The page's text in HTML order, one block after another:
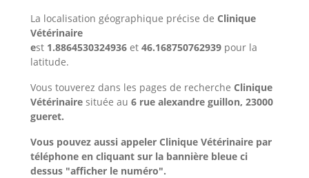
La localisation géographique précise de Clinique
Vétérinaire
est 1.8864530324936 et 46.168750762939 pour la
latitude.
Vous touverez dans les pages de recherche Clinique
Vétérinaire située au 6 rue alexandre guillon, 23000
gueret.
Vous pouvez aussi appeler Clinique Vétérinaire par
téléphone en cliquant sur la bannière bleue ci
dessus "afficher le numéro".